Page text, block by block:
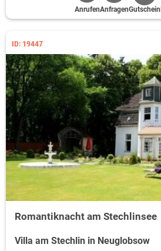
AnrufenAnfragenGutschein
ID: 19447
Romantiknacht am Stechlinsee
Villa am Stechlin in Neuglobsow